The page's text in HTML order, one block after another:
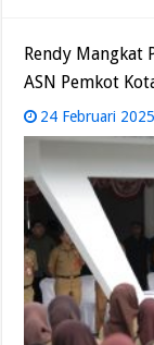
Rendy Mangkat
ASN Pemkot
24 Februari 2025